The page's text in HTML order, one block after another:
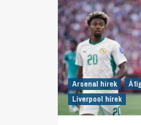
Arsenal hírek
Liverpool hírek